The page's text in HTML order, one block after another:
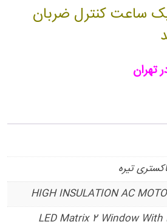
یک ساعت کنترل ضربان
تهران
تیره
HIGH INSULATION AC
LED Matrix 2 Window With